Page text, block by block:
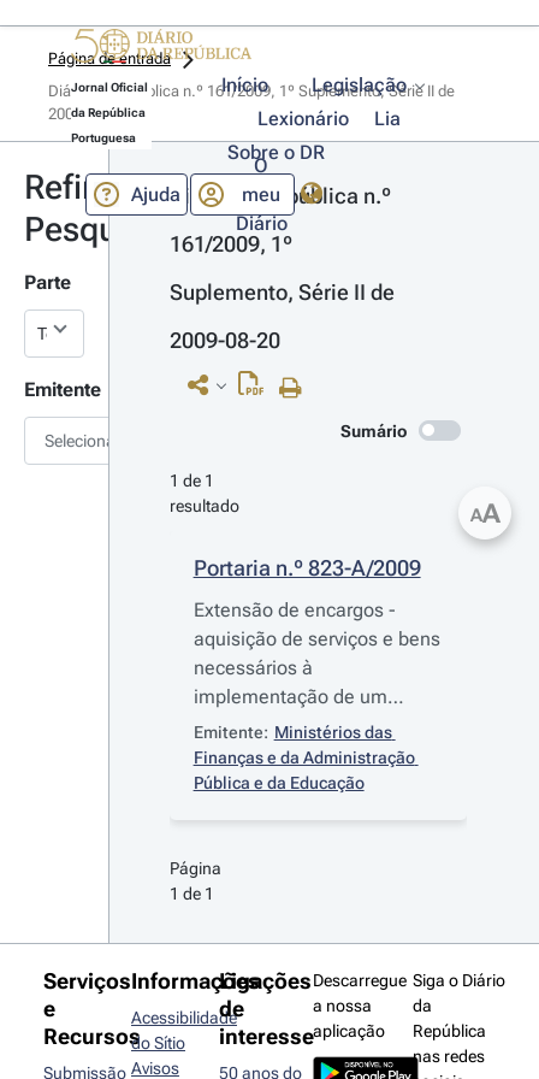
Jornal Oficial
da República
Portuguesa
Início
Legislação
Lexionário
Lia
Sobre o DR
Ajuda
O
meu
Diário
Página de entrada
Diário da República n.º 161/2009, 1º Suplemento, Série II de
2009-08-20
Refinar
Pesquisa
Parte
Emitente
Selecionar
Diário da República n.º
161/2009, 1º
Suplemento, Série II de
2009-08-20
Sumário
1 de 1
resultado
Portaria n.º 823-A/2009
Extensão de encargos -
aquisição de serviços e bens
necessários à
implementação de um
sistema integrado de
comunicações avançadas de
voz, dados e vídeo, em
Educação
Emitente: Ministérios das
Finanças e da Administração
Pública e da Educação
Página
1 de 1
AA
Serviços
e
Recursos
Submissão
Informações
Acessibilidade
do Sítio
Avisos
Ligações
de
interesse
50 anos do
Descarregue
a nossa
aplicação
Siga o Diário
da
República
nas redes